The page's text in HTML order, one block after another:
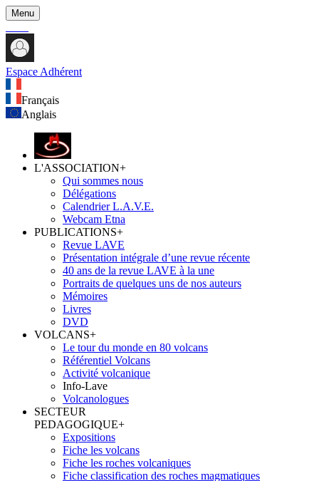
Menu
Espace Adhérent
Français
Anglais
L'ASSOCIATION+
Qui sommes nous
Délégations
Calendrier L.A.V.E.
Webcam Etna
PUBLICATIONS+
Revue LAVE
Présentation intégrale d’une revue récente
40 ans de la revue LAVE à la une
Portraits de quelques uns de nos auteurs
Mémoires
Livres
DVD
VOLCANS+
Le tour du monde en 80 volcans
Référentiel Volcans
Activité volcanique
Info-Lave
Volcanologues
SECTEUR
PEDAGOGIQUE+
Expositions
Fiche les volcans
Fiche les roches volcaniques
Fiche classification des roches magmatiques